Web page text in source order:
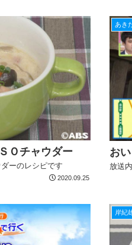
Ｏチャウダー
ーのレシピです
2020.09.25
あき
お
放送
岸紀